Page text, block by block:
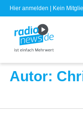
Hier anmelden | Kein
Autor: